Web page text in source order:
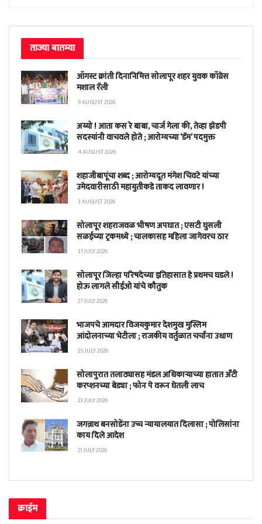
ताज्या बातम्या
ऑगस्ट क्रांती दिनानिमित्त सोलापूर शहर युवक कॉंग्रेस
मशाल रॅली
9 AUGUST 2026
अय्यो ! आता कस रे बाबा, चार्ज गेला की, तेव्हा झेडपी
सदस्यांनी वाचवले होते ; आरोग्यच्या ‘डॅम’ पदमुक्त
4 AUGUST 2026
शहाजीबापूंचा शब्द ; आरोग्यदूत मंगेश चिवटे यांच्या
उमेदवारीसाठी महायुतीकडे ताकद लावणार !
3 AUGUST 2026
सोलापूर शहराजवळ भीषण अपघात ; एसटी घुसली
सळईच्या ट्रकमध्ये ; चालकासह महिला जागेवरच ठार
31 JULY 2026
सोलापूर जिल्हा परिषदेच्या इतिहासात हे प्रथमच घडले !
होऊ लागले सीईओ यांचे कौतुक
27 JULY 2026
भाजपचे आमदार विजयकुमार देशमुख मुस्लिम
आंदोलनाच्या भेटीला ; राजकीय वर्तुळात चर्चांना उधाण
25 JULY 2026
सोलापुरात तलाठ्यासह मंडल अधिकाऱ्याच्या हातात अँटी
करप्शनच्या बेड्या ; फोन पे वरून घेतली लाच
23 JULY 2026
जगन्नाथ बनसोडेंना उच्च न्यायालयात दिलासा ; पोलिसांना
काय दिले आदेश
21 JULY 2026
क्राईम